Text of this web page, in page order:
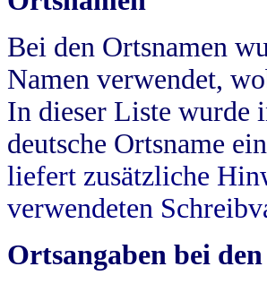
Bei den Ortsnamen
Namen verwendet,
In dieser Liste wurde
deutsche Ortsname
liefert zusätzliche
verwendeten
Ortsangaben bei